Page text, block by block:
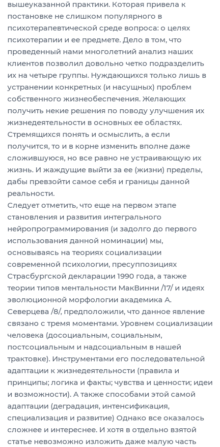
вышеуказанной практики. Которая привела к
постановке не слишком популярного в
психотерапевтической среде вопроса: о целях
психотерапии и ее предмете. Дело в том, что
проведенный нами многолетний анализ наших
клиентов позволил довольно четко подразделить
их на четыре группы. Нуждающихся только лишь в
устранении конкретных (и насущных) проблем
собственного жизнеобеспечения. Желающих
получить некие решения по поводу улучшения их
жизнедеятельности в основных ее областях.
Стремящихся понять и осмыслить, а если
получится, то и в корне изменить вполне даже
сложившуюся, но все равно не устраивающую их
жизнь. И жаждущие выйти за ее (жизни) пределы,
дабы превзойти самое себя и границы данной
реальности.
Следует отметить, что еще на первом этапе
становления и развития интегрального
нейропрограммирования (и задолго до первого
использования данной номинации) мы,
основываясь на теориях социализации
современной психологии, пресуппозициях
Страсбургской декларации 1990 года, а также
теории типов ментальности МакВинни /17/ и идеях
эволюционной морфологии академика А.
Северцева /8/, предположили, что данное явление
связано с тремя моментами. Уровнем социализации
человека (досоциальным, социальным,
постсоциальным и надсоциальным в нашей
трактовке). Инструментами его последовательной
адаптации к жизнедеятельности (правила и
принципы; логика и факты; чувства и ценности; идеи
и возможности). А также способами этой самой
адаптации (деградация, интенсификация,
специализация и развитие) Однако все оказалось
сложнее и интереснее. И хотя в отдельно взятой
статье невозможно изложить даже малую часть